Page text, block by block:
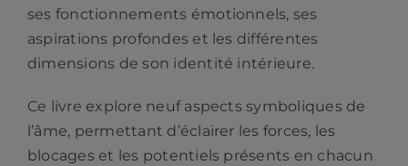
ses fonctionnements émotionnels, ses
aspirations profondes et les différentes
dimensions de son identité intérieure.
Ce livre explore neuf aspects symboliques de
l’âme, permettant d’éclairer les forces, les
blocages et les potentiels présents en chacun